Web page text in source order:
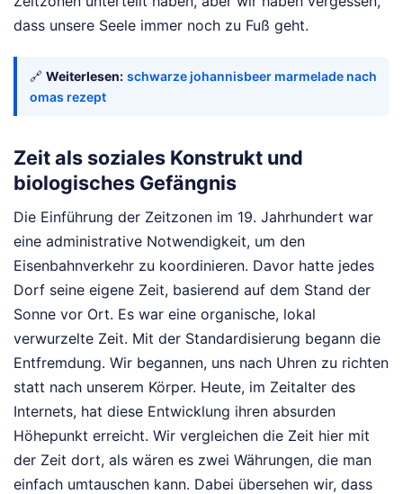
dass unsere Seele immer noch zu Fuß geht.
🔗 Weiterlesen: schwarze johannisbeer marmelade nach
omas rezept
Zeit als soziales Konstrukt und
biologisches Gefängnis
Die Einführung der Zeitzonen im 19. Jahrhundert war
eine administrative Notwendigkeit, um den
Eisenbahnverkehr zu koordinieren. Davor hatte jedes
Dorf seine eigene Zeit, basierend auf dem Stand der
Sonne vor Ort. Es war eine organische, lokal
verwurzelte Zeit. Mit der Standardisierung begann die
Entfremdung. Wir begannen, uns nach Uhren zu richten
statt nach unserem Körper. Heute, im Zeitalter des
Internets, hat diese Entwicklung ihren absurden
Höhepunkt erreicht. Wir vergleichen die Zeit hier mit
der Zeit dort, als wären es zwei Währungen, die man
einfach umtauschen kann. Dabei übersehen wir, dass